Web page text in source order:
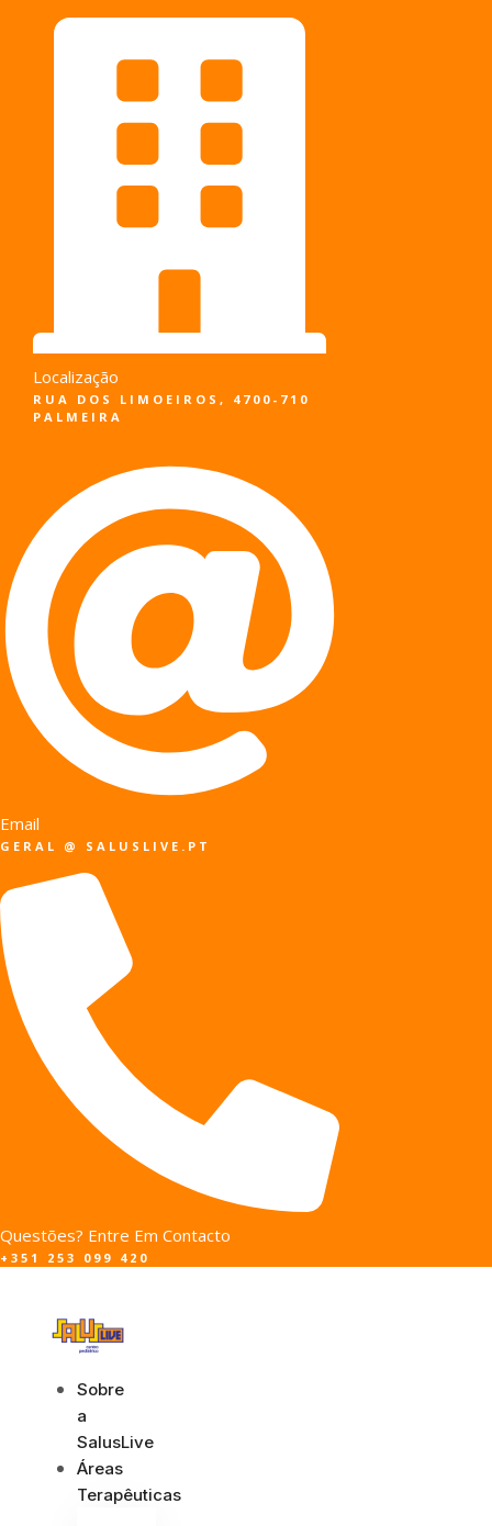
Localização
RUA DOS LIMOEIROS, 4700-710
PALMEIRA
Email
GERAL @ SALUSLIVE.PT
Questões? Entre Em Contacto
+351 253 099 420
Sobre
a
SalusLive
Áreas
Terapêuticas